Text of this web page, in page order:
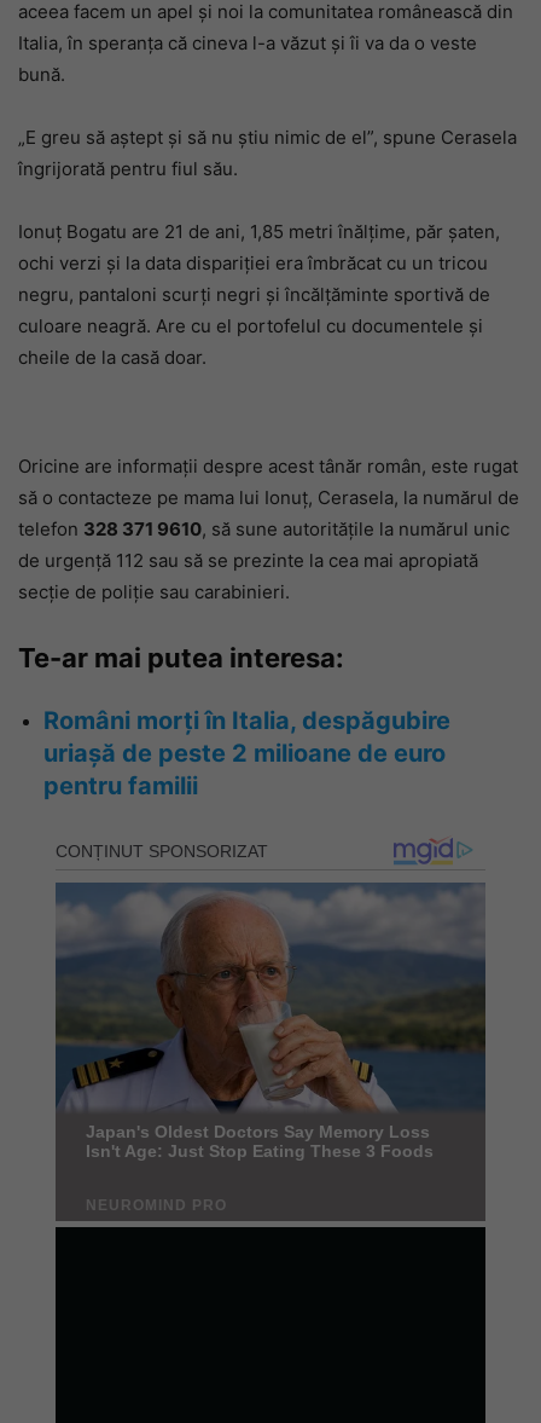
aceea facem un apel și noi la comunitatea românească din
Italia, în speranța că cineva l-a văzut și îi va da o veste
bună.
„E greu să aștept și să nu știu nimic de el”, spune Cerasela
îngrijorată pentru fiul său.
Ionuț Bogatu are 21 de ani, 1,85 metri înălțime, păr șaten,
ochi verzi și la data dispariției era îmbrăcat cu un tricou
negru, pantaloni scurți negri și încălțăminte sportivă de
culoare neagră. Are cu el portofelul cu documentele și
cheile de la casă doar.
Oricine are informații despre acest tânăr român, este rugat
să o contacteze pe mama lui Ionuț, Cerasela, la numărul de
telefon 328 371 9610, să sune autoritățile la numărul unic
de urgență 112 sau să se prezinte la cea mai apropiată
secție de poliție sau carabinieri.
Te-ar mai putea interesa:
Români morți în Italia, despăgubire
uriașă de peste 2 milioane de euro
pentru familii